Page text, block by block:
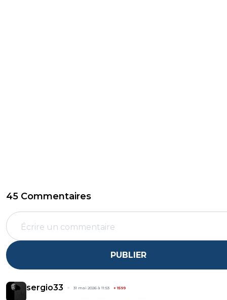
45 Commentaires
PUBLIER
sergio33 31 mai 2026 à 11:53 +1599